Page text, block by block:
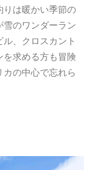
りは暖かい季節の
雪のワンダーラン
、クロスカント
を求める方も冒険
の中心で忘れら